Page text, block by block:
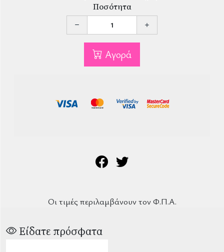
Ποσότητα
Αγορά
Οι τιμές περιλαμβάνουν τον Φ.Π.Α.
Είδατε πρόσφατα